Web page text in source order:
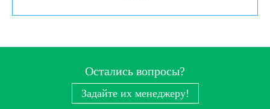
Остались вопросы?
Задайте их менеджеру!